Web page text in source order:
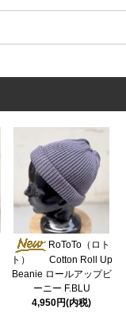
RoToTo（ロト
ト） Cotton Roll Up
Beanie ロールアップビ
ーニー F.BLU
4,950円(内税)